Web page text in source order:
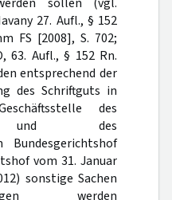
27. Aufl., § 152
FS [2008], S. 702;
63. Aufl., § 152 Rn.
entsprechend der
des Schriftguts in
des
und des
Bundesgerichtshof
vom 31. Januar
sonstige Sachen
werden